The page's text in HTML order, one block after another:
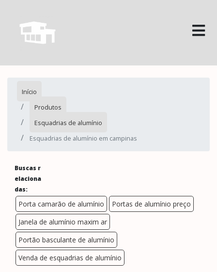
Início
Produtos
Esquadrias de alumínio
Esquadrias de alumínio em campinas
Buscas r
elaciona
das:
Porta camarão de alumínio
Portas de alumínio preço
Janela de alumínio maxim ar
Portão basculante de alumínio
Venda de esquadrias de alumínio